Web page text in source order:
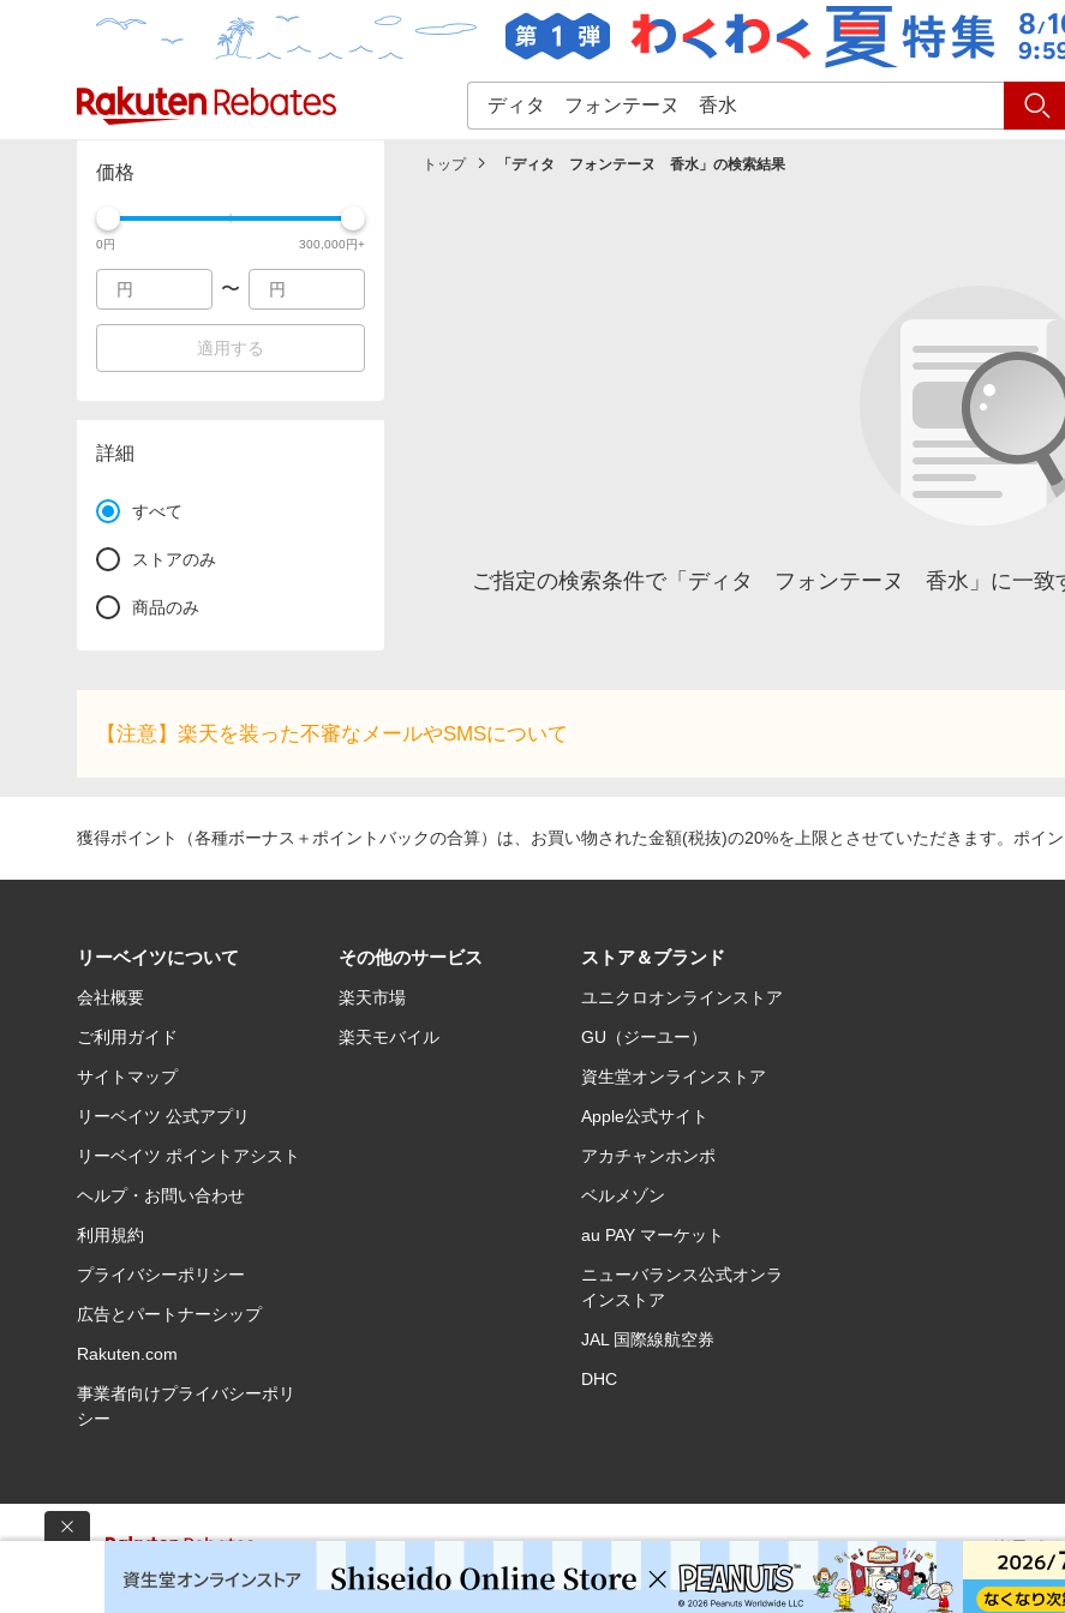
カテゴリー一覧 イベント一覧 ショッピング
価格
0円 300,000円+
〜
適用する
詳細
すべて
ストアのみ
商品のみ
トップ 「 ディタ フォンテーヌ 香水 」の検索結果
ご指定の検索条件で「ディタ フォンテーヌ 香水」に一致
【注意】楽天を装った不審なメールやSMSについて
獲得ポイント（各種ボーナス＋ポイントバックの合算）は、お買い物された金額(税抜)の20%を上限とさせていただきます。ポイ
リーベイツについて
会社概要
ご利用ガイド
サイトマップ
リーベイツ 公式アプリ
リーベイツ ポイントアシスト
ヘルプ・お問い合わせ
利用規約
プライバシーポリシー
広告とパートナーシップ
Rakuten.com
事業者向けプライバシーポリ
シー
その他のサービス
楽天市場
楽天モバイル
ストア＆ブランド
ユニクロオンラインストア
GU（ジーユー）
資生堂オンラインストア
Apple公式サイト
アカチャンホンポ
ベルメゾン
au PAY マーケット
ニューバランス公式オンラ
インストア
JAL 国際線航空券
DHC
楽天ポ